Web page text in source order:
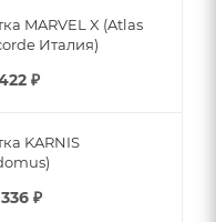
MARVEL X (Atlas
Италия)
₽
KARNIS
₽